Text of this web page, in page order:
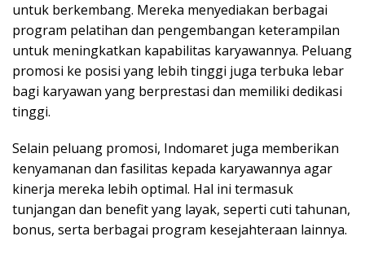
untuk berkembang. Mereka menyediakan berbagai
program pelatihan dan pengembangan keterampilan
untuk meningkatkan kapabilitas karyawannya. Peluang
promosi ke posisi yang lebih tinggi juga terbuka lebar
bagi karyawan yang berprestasi dan memiliki dedikasi
tinggi.
Selain peluang promosi, Indomaret juga memberikan
kenyamanan dan fasilitas kepada karyawannya agar
kinerja mereka lebih optimal. Hal ini termasuk
tunjangan dan benefit yang layak, seperti cuti tahunan,
bonus, serta berbagai program kesejahteraan lainnya.